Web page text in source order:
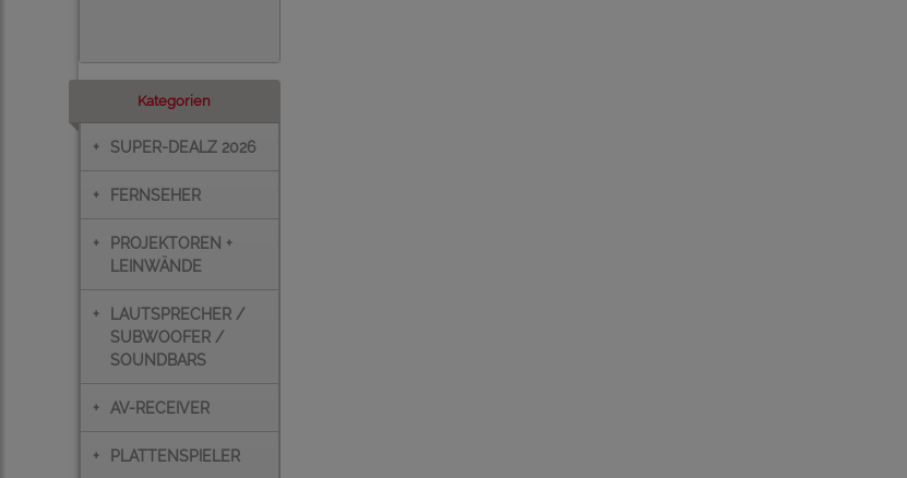
Kategorien
+ SUPER-DEALZ 2026
+ FERNSEHER
+
PROJEKTOREN +
LEINWÄNDE
+
LAUTSPRECHER /
SUBWOOFER /
SOUNDBARS
+ AV-RECEIVER
+ PLATTENSPIELER